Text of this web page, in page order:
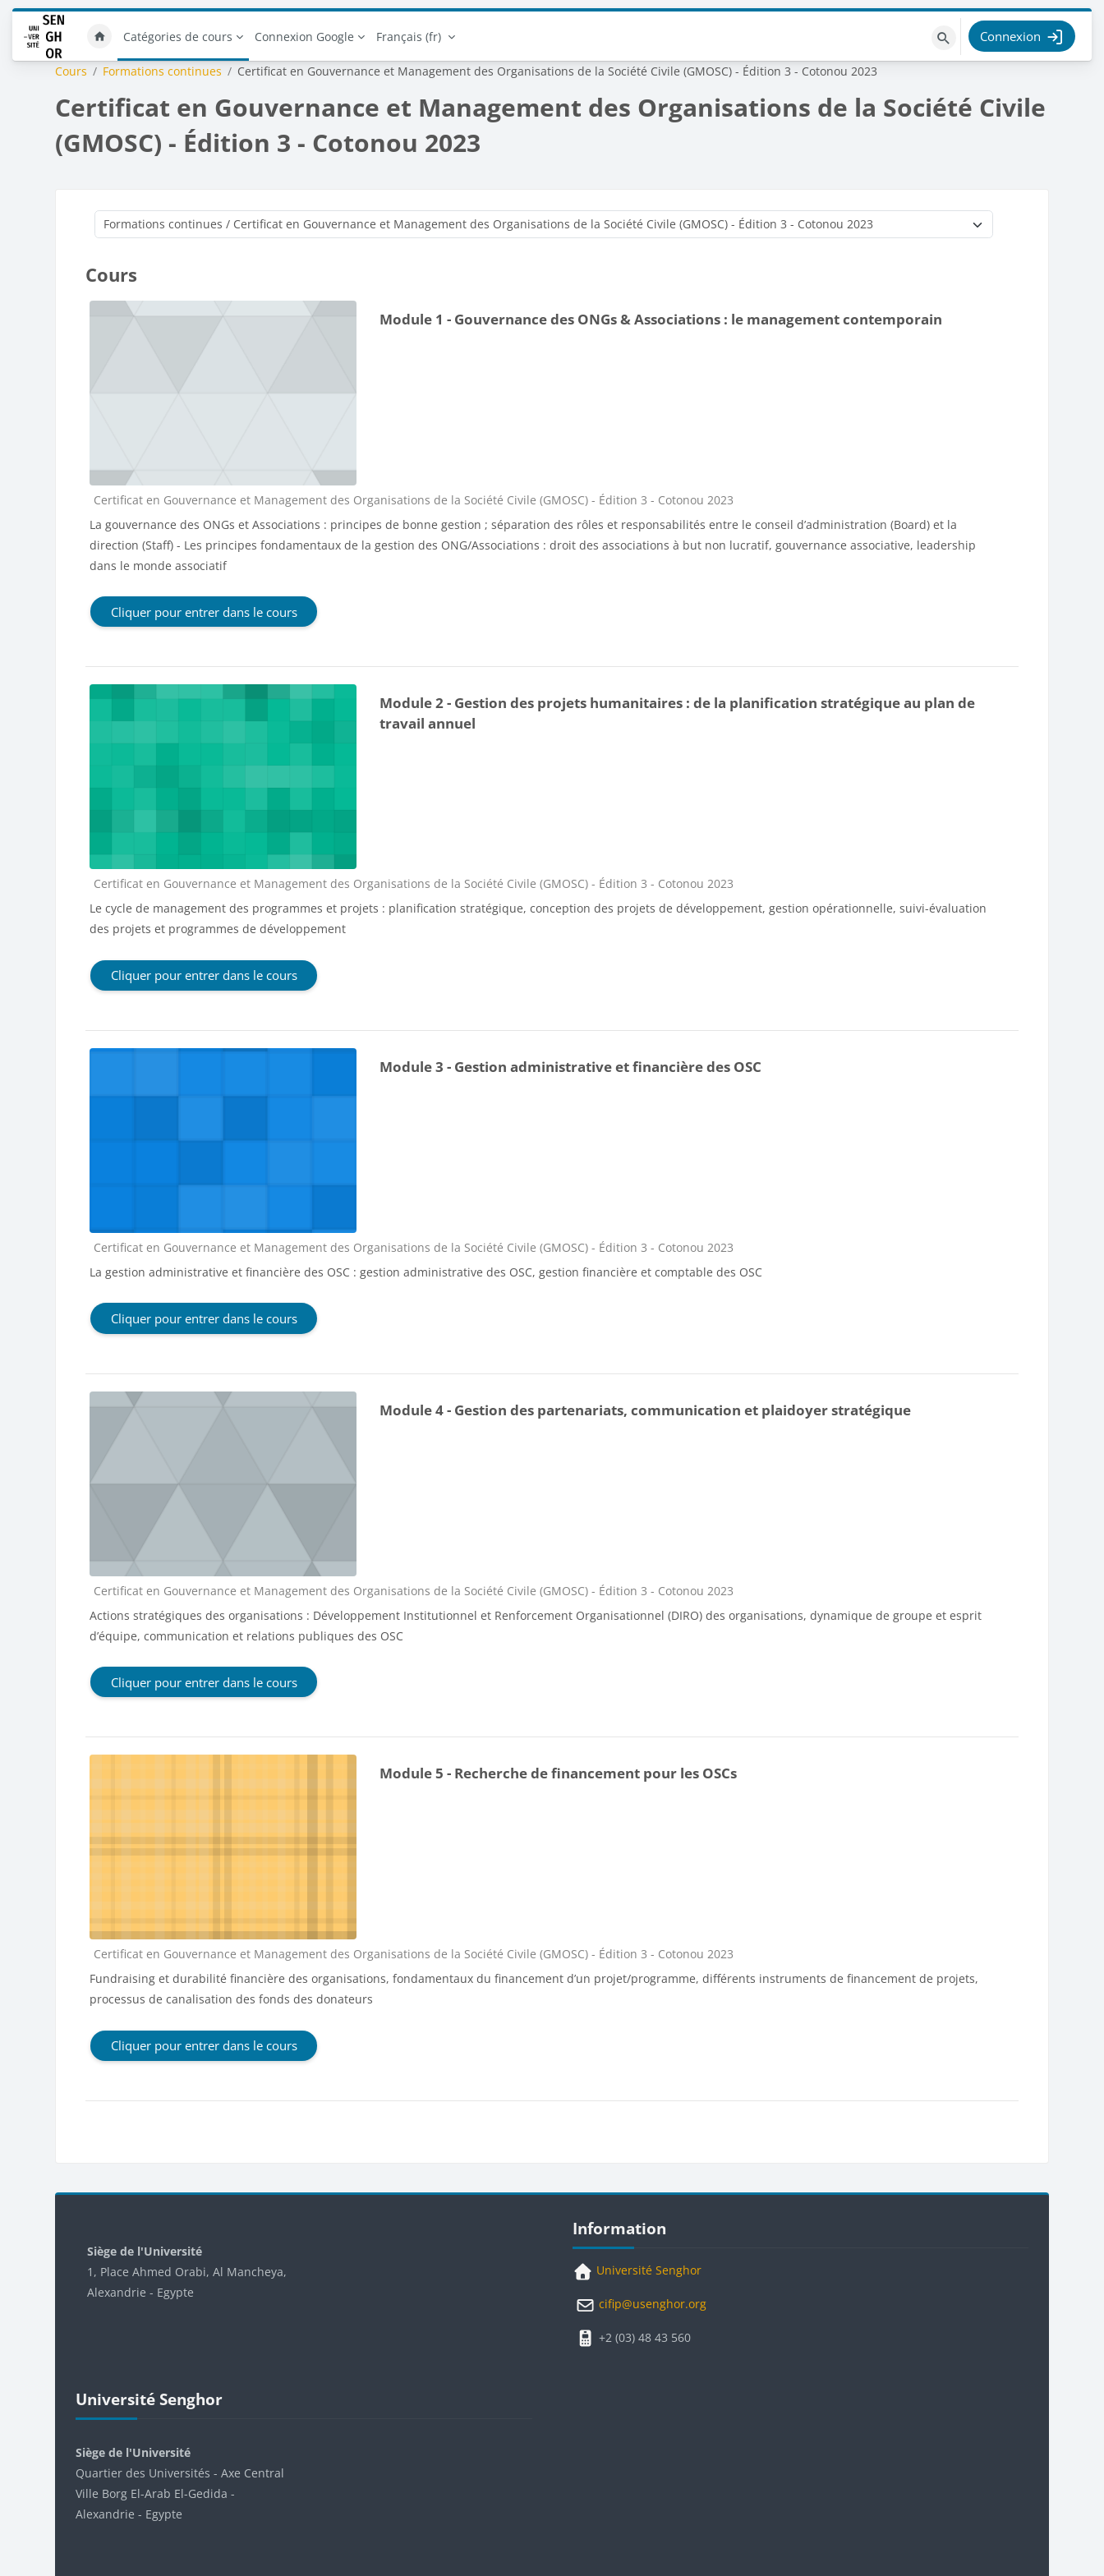
Passer au contenu principal
Catégories de cours
Connexion Google Français ‎(fr)‎
Rechercher
des
Connexion
Cours Formations continues Certificat en Gouvernance et Management des Organisations de la Société Civile (GMOSC) - Édition 3 - Cotonou 2023
Certificat en Gouvernance et Management des Organisations de la Société Civile
(GMOSC) - Édition 3 - Cotonou 2023
Catégories de cours
Cours
Module 1 - Gouvernance des ONGs & Associations : le management contemporain
Catégorie de cours
Certificat en Gouvernance et Management des Organisations de la Société Civile (GMOSC) - Édition 3 - Cotonou 2023
La gouvernance des ONGs et Associations : principes de bonne gestion ; séparation des rôles et responsabilités entre le conseil d’administration (Board) et la
direction (Staff) - Les principes fondamentaux de la gestion des ONG/Associations : droit des associations à but non lucratif, gouvernance associative, leadership
dans le monde associatif
Cliquer pour entrer dans le cours
Module 2 - Gestion des projets humanitaires : de la planification stratégique au plan de
travail annuel
Catégorie de cours
Certificat en Gouvernance et Management des Organisations de la Société Civile (GMOSC) - Édition 3 - Cotonou 2023
Le cycle de management des programmes et projets : planification stratégique, conception des projets de développement, gestion opérationnelle, suivi-évaluation
des projets et programmes de développement
Cliquer pour entrer dans le cours
Module 3 - Gestion administrative et financière des OSC
Catégorie de cours
Certificat en Gouvernance et Management des Organisations de la Société Civile (GMOSC) - Édition 3 - Cotonou 2023
La gestion administrative et financière des OSC : gestion administrative des OSC, gestion financière et comptable des OSC
Cliquer pour entrer dans le cours
Module 4 - Gestion des partenariats, communication et plaidoyer stratégique
Catégorie de cours
Certificat en Gouvernance et Management des Organisations de la Société Civile (GMOSC) - Édition 3 - Cotonou 2023
Actions stratégiques des organisations : Développement Institutionnel et Renforcement Organisationnel (DIRO) des organisations, dynamique de groupe et esprit
d’équipe, communication et relations publiques des OSC
Cliquer pour entrer dans le cours
Module 5 - Recherche de financement pour les OSCs
Catégorie de cours
Certificat en Gouvernance et Management des Organisations de la Société Civile (GMOSC) - Édition 3 - Cotonou 2023
Fundraising et durabilité financière des organisations, fondamentaux du financement d’un projet/programme, différents instruments de financement de projets,
processus de canalisation des fonds des donateurs
Cliquer pour entrer dans le cours
Siège de l'Université
1, Place Ahmed Orabi, Al Mancheya,
Alexandrie - Egypte
Université Senghor
Siège de l'Université
Quartier des Universités - Axe Central
Ville Borg El-Arab El-Gedida -
Alexandrie - Egypte
Blocs
Information
Université Senghor
cifip@usenghor.org
+2 (03) 48 43 560